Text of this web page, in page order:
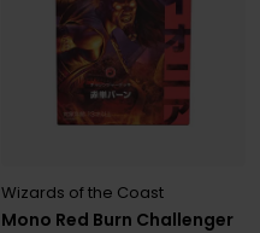
Mono Red Burn Challenger
Wizards of the Coast